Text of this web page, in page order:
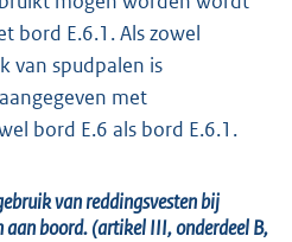
bord E.6.1. Als zowel
van spudpalen is
met
bord E.6 als bord E.6.1.
van reddingsvesten bij
boord. (artikel III, onderdeel B,